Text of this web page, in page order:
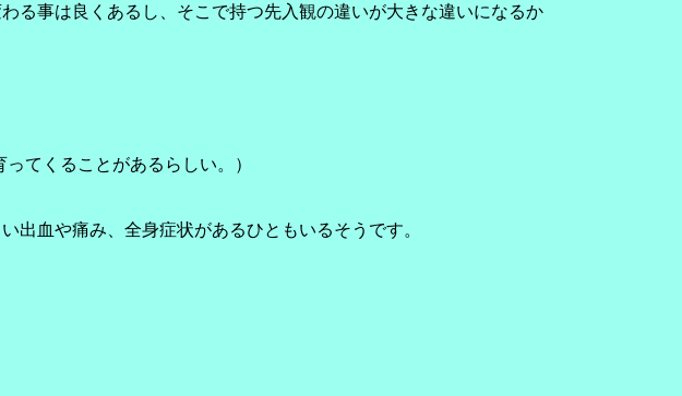
る事は良くあるし、そこで持つ先入観の違いが大きな違いになるか
てくることがあるらしい。）
出血や痛み、全身症状があるひともいるそうです。